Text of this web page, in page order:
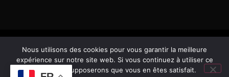
Nous utilisons des cookies pour vous garantir la meilleure
expérience sur notre site web. Si vous continuez à utiliser ce
site, nous supposerons que vous en êtes satisfait.